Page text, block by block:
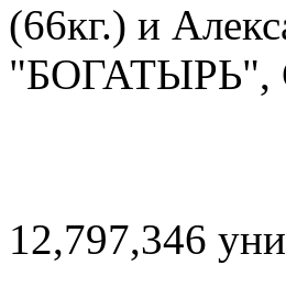
(66кг.) и
12,797,346